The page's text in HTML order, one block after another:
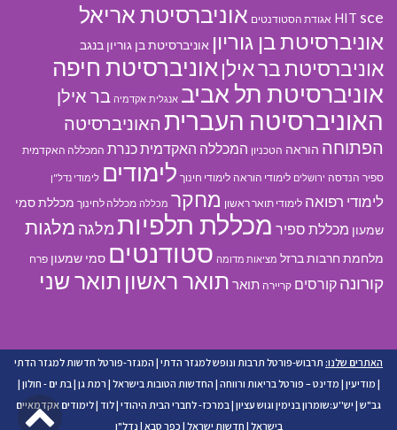
HIT sce אגודת הסטודנטים אוניברסיטת אריאל
אוניברסיטת בן גוריון אוניברסיטת בן גוריון בנגב
אוניברסיטת בר אילן אוניברסיטת חיפה
אוניברסיטת תל אביב אנגלית אקדמיה בר אילן
האוניברסיטה העברית האוניברסיטה
הפתוחה הוראה הטכניון המכללה האקדמית כנרת המכללה האקדמית
ספיר הנדסה ירושלים לימודי הוראה לימודי חינוך לימודים לימודי נדל"ן
לימודי רפואה לימודי תואר ראשון מחקר מכללה מכללה לחינוך מכללת סמי
שמעון מכללת ספיר מכללת תלפיותמלגה מלגות
מלחמת חרבות ברזל מציאות מדומה סטודנטים סמי שמעון פרח
קורונה קורסים קריירה תואר תואר ראשון תואר שני
האתרים שלנו: תרבוש-פורטל תרבות ונופש למגזר הדתי | המגזר-פורטל חדשות למגזר הדתי
| מודיעין | מדינט – פורטל בריאות ורווחה | החדשות הטובות בישראל | רמת גן |בת ים - חולון |
גב"ש | יש''ע:שומרון בנימין וגוש עציון |במרכז- לחברי הבית היהודי |לוד |לימודים אקדמאיים
בישראל | חדשות ישראל | כפר סבא | נדל"ן